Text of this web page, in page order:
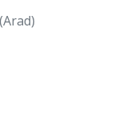
(Arad)